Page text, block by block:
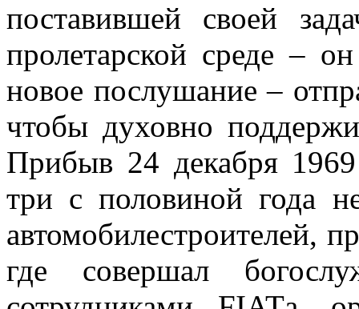
поставившей своей
пролетарской среде –
новое послушание –
чтобы духовно
Прибыв 24 декабря
три с половиной года
автомобилестроителей,
где совершал